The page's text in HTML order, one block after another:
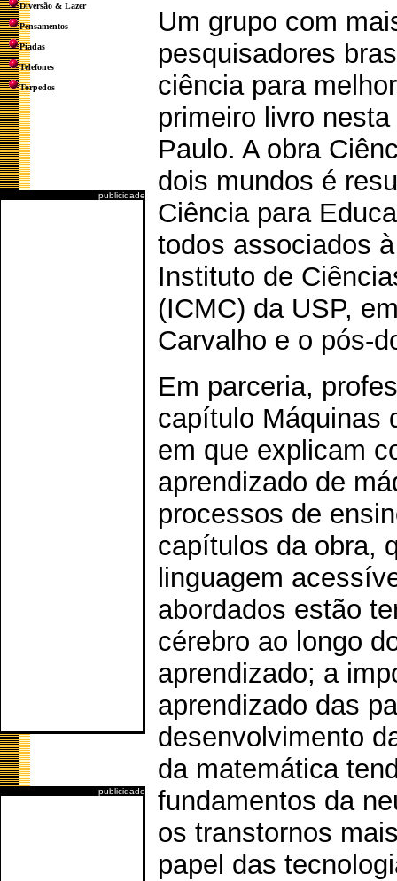
Diversão & Lazer
Pensamentos
Piadas
Telefones
Torpedos
publicidade
publicidade
Um grupo com
pesquisadores
ciência para
primeiro livro
Paulo. A obra
dois mundos é
Ciência para
todos associados
Instituto de
(ICMC) da USP,
Carvalho e o pós-
Em parceria,
capítulo Máquinas
em que explicam
aprendizado de
processos de
capítulos da obra,
linguagem
abordados estão
cérebro ao longo
aprendizado; a
aprendizado das
desenvolvimento
da matemática
fundamentos da
os transtornos
papel das